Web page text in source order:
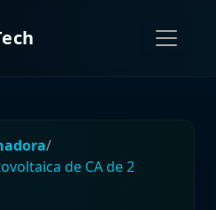
/
de CA de 2